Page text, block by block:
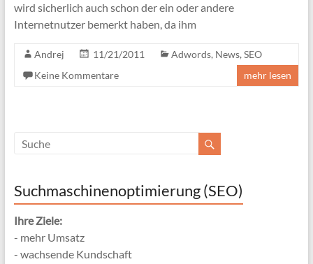
wird sicherlich auch schon der ein oder andere
Internetnutzer bemerkt haben, da ihm
Andrej 11/21/2011 Adwords, News, SEO
Keine Kommentare
mehr lesen
Suchmaschinenoptimierung (SEO)
Ihre Ziele:
- mehr Umsatz
- wachsende Kundschaft